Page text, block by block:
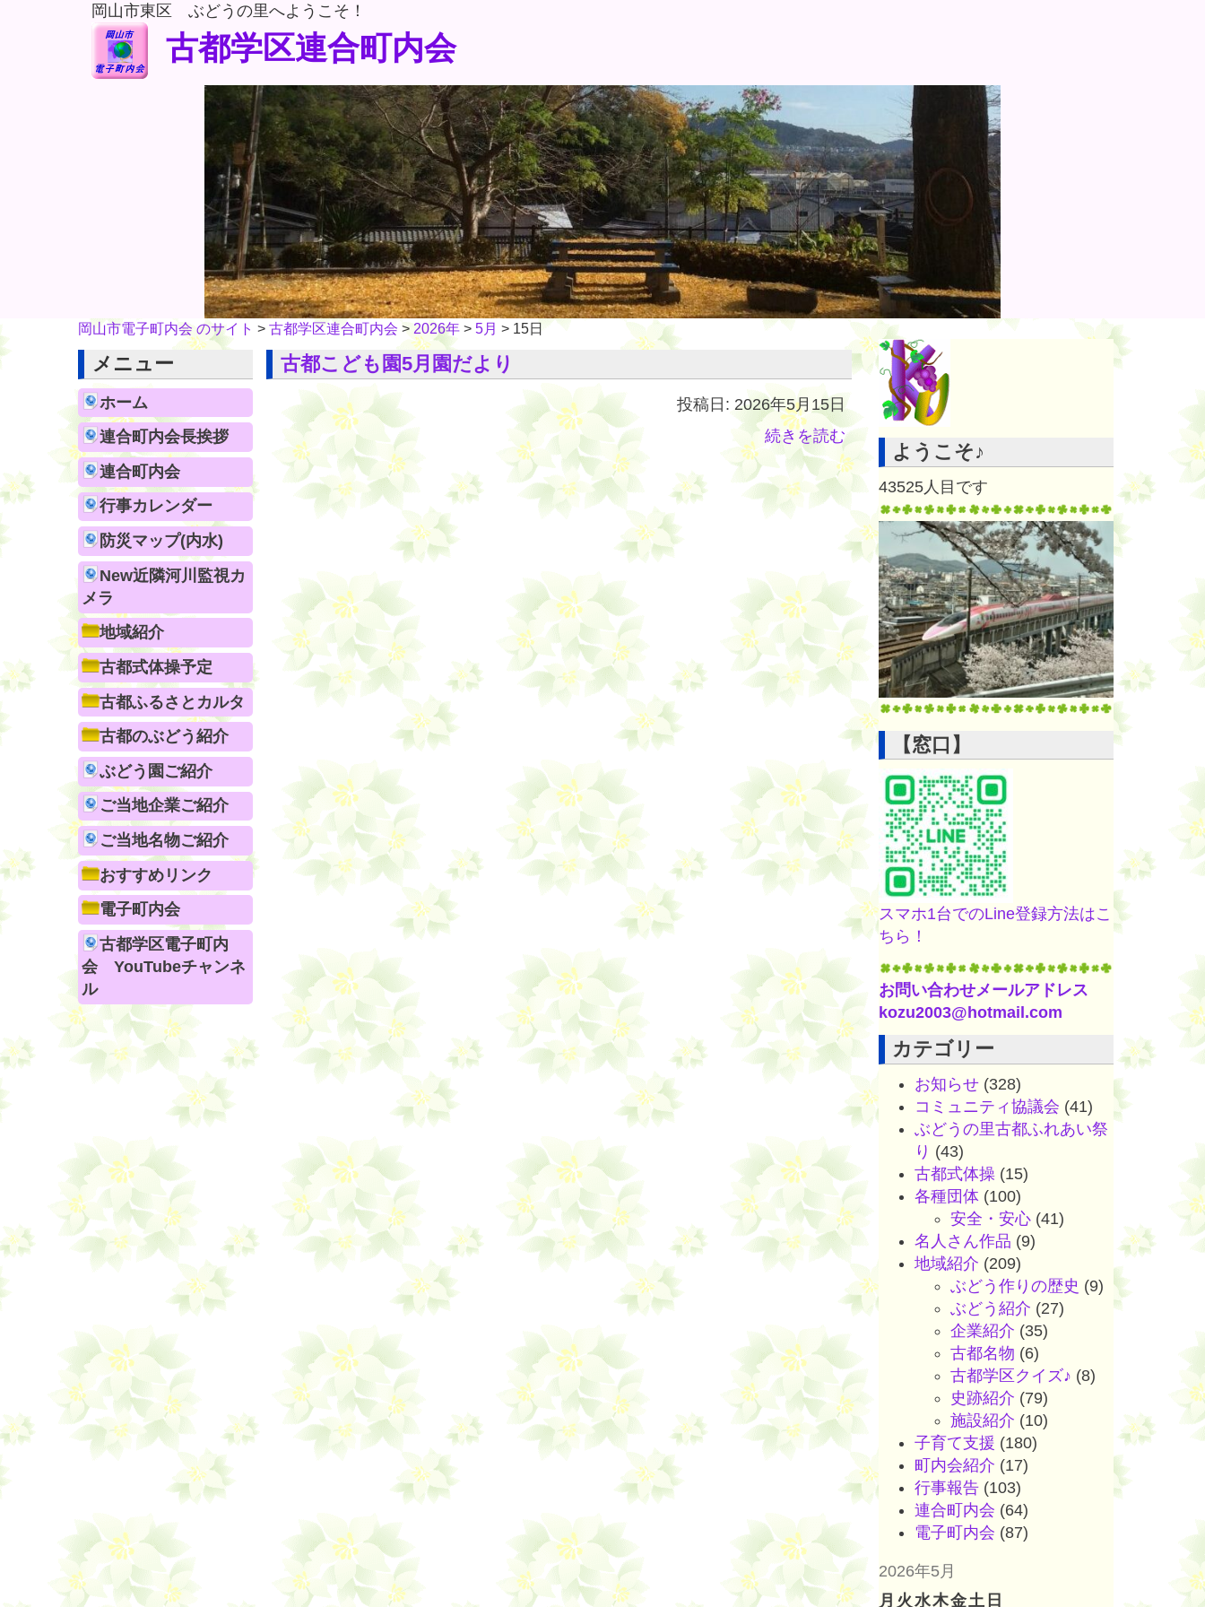
岡山市東区 ぶどうの里へようこそ！
古都学区連合町内会
岡山市電子町内会 のサイト > 古都学区連合町内会 > 2026年 > 5月 > 15日
メニュー
ホーム
連合町内会長挨拶
連合町内会
行事カレンダー
防災マップ(内水)
New近隣河川監視カ
メラ
地域紹介
古都式体操予定
古都ふるさとカルタ
古都のぶどう紹介
ぶどう園ご紹介
ご当地企業ご紹介
ご当地名物ご紹介
おすすめリンク
電子町内会
古都学区電子町内
会 YouTubeチャンネ
ル
古都こども園5月園だより
投稿日: 2026年5月15日
続きを読む
ようこそ♪
43525人目です
【窓口】
スマホ1台でのLine登録方法はこ
ちら！
お問い合わせメールアドレス
kozu2003@hotmail.com
カテゴリー
お知らせ(328)
コミュニティ協議会 (41)
ぶどうの里古都ふれあい祭
り (43)
古都式体操(15)
各種団体(100)
安全・安心(41)
名人さん作品 (9)
地域紹介 (209)
ぶどう作りの歴史 (9)
ぶどう紹介 (27)
企業紹介 (35)
古都名物 (6)
古都学区クイズ♪ (8)
史跡紹介 (79)
施設紹介 (10)
子育て支援 (180)
町内会紹介 (17)
行事報告(103)
連合町内会 (64)
電子町内会 (87)
2026年5月
月 火 水木金 土 日